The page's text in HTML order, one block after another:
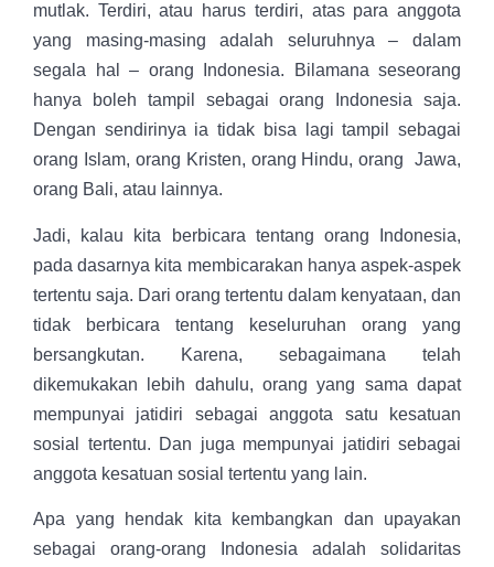
mutlak. Terdiri, atau harus terdiri, atas para anggota
yang masing-masing adalah seluruhnya – dalam
segala hal – orang Indonesia. Bilamana seseorang
hanya boleh tampil sebagai orang Indonesia saja.
Dengan sendirinya ia tidak bisa lagi tampil sebagai
orang Islam, orang Kristen, orang Hindu, orang Jawa,
orang Bali, atau lainnya.
Jadi, kalau kita berbicara tentang orang Indonesia,
pada dasarnya kita membicarakan hanya aspek-aspek
tertentu saja. Dari orang tertentu dalam kenyataan, dan
tidak berbicara tentang keseluruhan orang yang
bersangkutan. Karena, sebagaimana telah
dikemukakan lebih dahulu, orang yang sama dapat
mempunyai jatidiri sebagai anggota satu kesatuan
sosial tertentu. Dan juga mempunyai jatidiri sebagai
anggota kesatuan sosial tertentu yang lain.
Apa yang hendak kita kembangkan dan upayakan
sebagai orang-orang Indonesia adalah solidaritas